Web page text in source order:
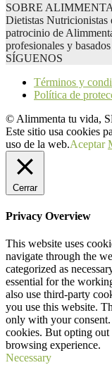
SOBRE ALIMMENTA
Dietistas Nutricionistas
patrocinio de
profesionales y
SÍGUENOS
Términos y
Política de
© Alimmenta tu vida,
Este sitio usa cookies
uso de la web.Aceptar
Cerrar
Privacy Overview
This website uses
navigate through the
categorized as
essential for the
also use third-party
you use this website.
only with your
cookies. But opting out
browsing experience.
Necessary